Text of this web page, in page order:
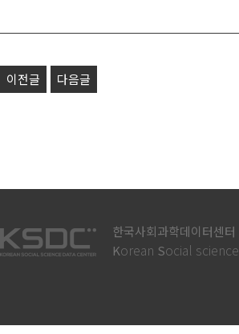
이전글 다음글
한국사회과학데이터센터
Korean Social science